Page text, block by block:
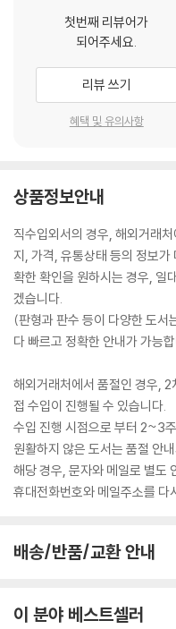
첫번째 리뷰어가
되어주세요.
리뷰 쓰기
혜택 및 유의사항
상품정보안내
직수입외서의 경우, 해외거래
지, 가격, 유통상태 등의 정보
확한 확인을 원하시는 경우, 일
겠습니다.
(판형과 판수 등이 다양한 도서
다 빠르고 정확한 안내가 가능
해외거래처에서 품절인 경우,
접 수입이 진행될 수 있습니다.
수입 진행 시점으로 부터 2~3
원활하지 않은 도서는 품절 안
해당 경우, 문자와 메일로 별도
휴대전화번호와 메일주소를 다
배송/반품/교환 안내
이 분야 베스트셀러